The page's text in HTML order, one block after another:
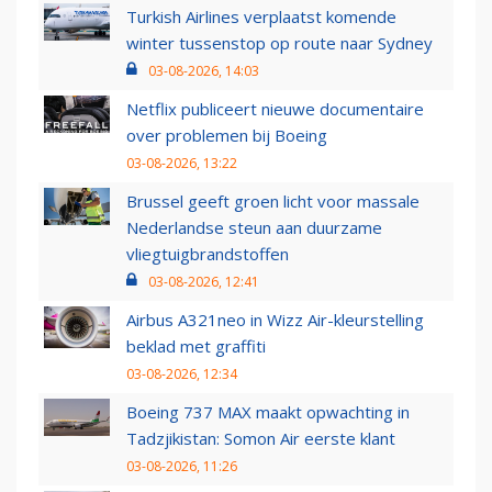
Turkish Airlines verplaatst komende
winter tussenstop op route naar Sydney
03-08-2026, 14:03
Netflix publiceert nieuwe documentaire
over problemen bij Boeing
03-08-2026, 13:22
Brussel geeft groen licht voor massale
Nederlandse steun aan duurzame
vliegtuigbrandstoffen
03-08-2026, 12:41
Airbus A321neo in Wizz Air-kleurstelling
beklad met graffiti
03-08-2026, 12:34
Boeing 737 MAX maakt opwachting in
Tadzjikistan: Somon Air eerste klant
03-08-2026, 11:26